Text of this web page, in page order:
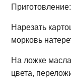
Приготовление:
Нарезать
морковь
На ложке масла
цвета,